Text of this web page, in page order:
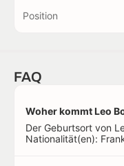
Position
FAQ
Woher kommt Leo
Der Geburtsort von
Nationalität(en):